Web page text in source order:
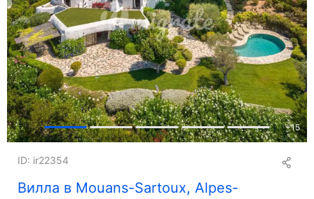
+15
Вилла в Mouans-Sartoux, Alpes-
ID: ir22354